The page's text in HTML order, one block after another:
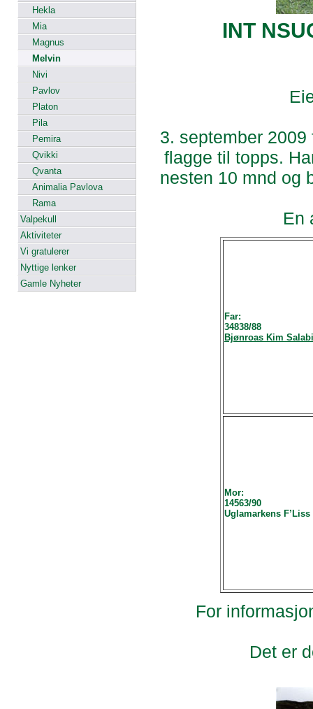
Hekla
Mia
Magnus
Melvin
Nivi
Pavlov
Platon
Pila
Pemira
Qvikki
Qvanta
Animalia Pavlova
Rama
Valpekull
Aktiviteter
Vi gratulerer
Nyttige lenker
Gamle Nyheter
INT
3. september
flagge til topps.
nesten 10 mnd og
En
Far:
34838/88
Bjønroas Kim
Mor:
14563/90
Uglamarkens F’Liss
For
Det er